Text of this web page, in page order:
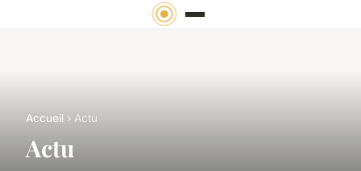
Accueil › Actu
Actu